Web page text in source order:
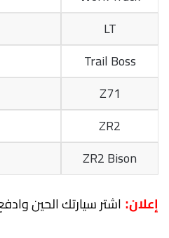
LT
Trail Boss
Z71
ZR2
ZR2 Bison
إعلان: اشتر سيارتك الحين